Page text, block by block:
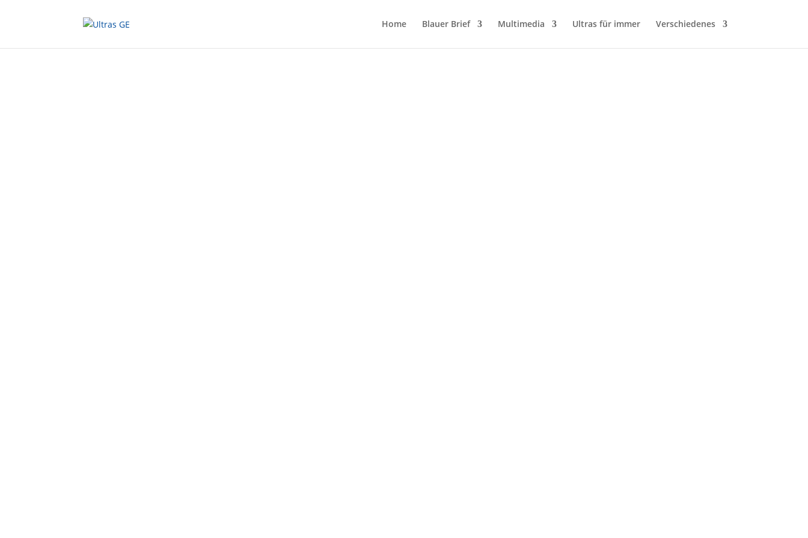
Home Blauer Brief Multimedia Ultras für immer Verschiedenes